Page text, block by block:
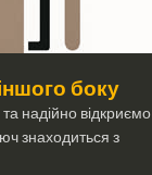
боку
надійно відкриємо
знаходиться з